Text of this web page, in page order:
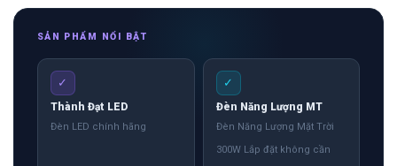
SẢN PHẨM NỔI BẬT
✓
Thành Đạt LED
Đèn LED chính hãng
✓
Đèn Năng Lượng MT
Đèn Năng Lượng Mặt Trời
300W Lắp đặt không cần